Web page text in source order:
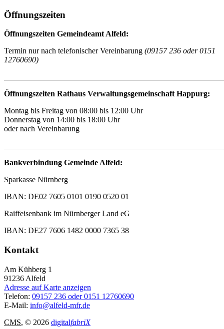
Öffnungszeiten
Öffnungszeiten Gemeindeamt Alfeld:
Termin nur nach telefonischer Vereinbarung (09157 236 oder 0151
12760690)
Öffnungszeiten Rathaus Verwaltungsgemeinschaft Happurg:
Montag bis Freitag von 08:00 bis 12:00 Uhr
Donnerstag von 14:00 bis 18:00 Uhr
oder nach Vereinbarung
Bankverbindung Gemeinde Alfeld:
Sparkasse Nürnberg
IBAN: DE02 7605 0101 0190 0520 01
Raiffeisenbank im Nürnberger Land eG
IBAN: DE27 7606 1482 0000 7365 38
Kontakt
Am Kühberg 1
91236 Alfeld
Adresse auf Karte anzeigen
Telefon: 09157 236 oder 0151 12760690
E-Mail: info@alfeld-mfr.de
CMS, © 2026 digitalfabriX